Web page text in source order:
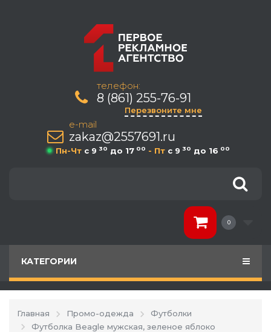
телефон:
8 (861) 255-76-91
Перезвоните мне
e-mail
zakaz@2557691.ru
Пн-Чт c 9 30 до 17 00 - Пт c 9 30 до 16 00
0
КАТЕГОРИИ
Главная Промо-одежда
Футболки
Футболка Beagle мужская, зеленое яблоко